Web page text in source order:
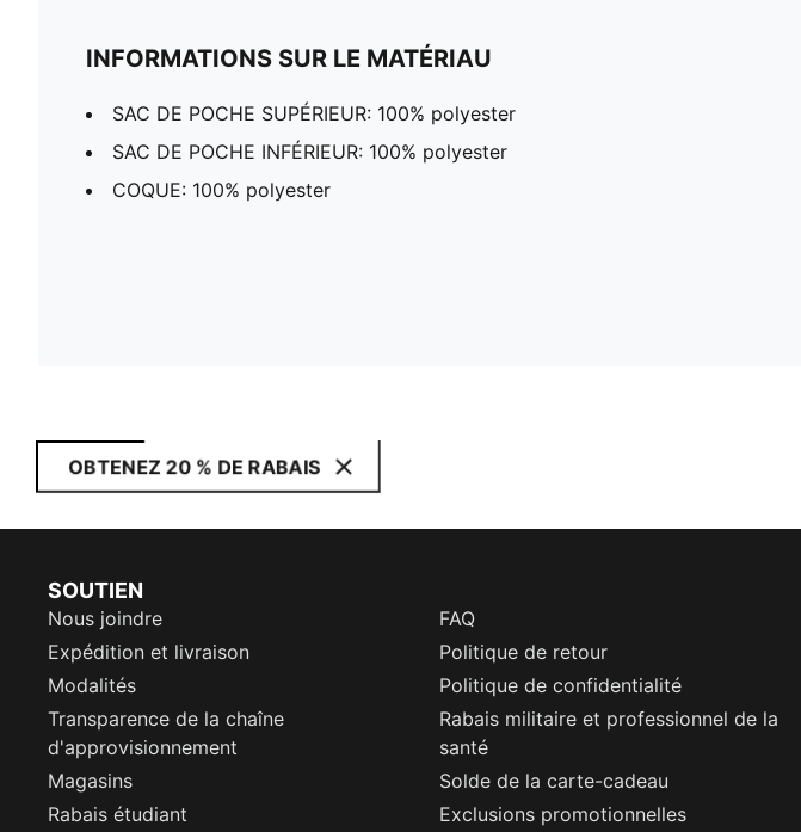
INFORMATIONS SUR LE MATÉRIAU
SAC DE POCHE SUPÉRIEUR: 100% polyester
SAC DE POCHE INFÉRIEUR: 100% polyester
COQUE: 100% polyester
OBTENEZ 20 % DE RABAIS
SOUTIEN
Nous joindre
FAQ
Expédition et livraison
Politique de retour
Modalités
Politique de confidentialité
Transparence de la chaîne
d'approvisionnement
Rabais militaire et professionnel de la
santé
Magasins
Solde de la carte-cadeau
Rabais étudiant
Exclusions promotionnelles